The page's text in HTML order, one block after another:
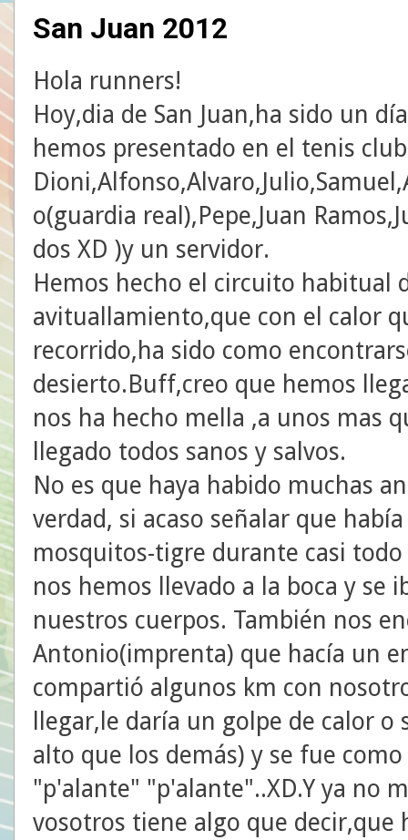
San Juan 2012
Hola runners!
Hoy,dia de San Juan,ha sido un
hemos presentado en el tenis club
o(guardia real),Pepe,Juan
dos XD )y un servidor.
Hemos hecho el circuito habitual
avituallamiento,que con el calor
recorrido,ha sido como
desierto.Buff,creo que hemos
nos ha hecho mella ,a unos mas
llegado todos sanos y salvos.
No es que haya habido muchas
verdad, si acaso señalar que
mosquitos-tigre durante casi
nos hemos llevado a la boca y se
nuestros cuerpos. También nos
Antonio(imprenta) que hacía un
compartió algunos km con
llegar,le daría un golpe de calor
alto que los demás) y se fue
"p'alante" "p'alante"..XD.Y ya no
vosotros tiene algo que decir,que